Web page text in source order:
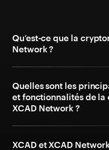
Qu’est-ce que la
Network ?
Quelles sont les
et fonctionnalités de la
XCAD Network ?
XCAD et XCAD